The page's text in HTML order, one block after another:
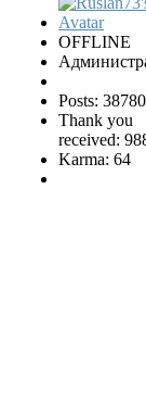
OFFLINE
Posts: 38780
Thank you
received:
Karma: 64